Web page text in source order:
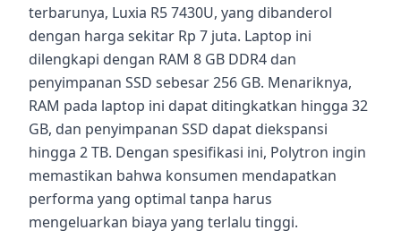
terbarunya, Luxia R5 7430U, yang dibanderol
dengan harga sekitar Rp 7 juta. Laptop ini
dilengkapi dengan RAM 8 GB DDR4 dan
penyimpanan SSD sebesar 256 GB. Menariknya,
RAM pada laptop ini dapat ditingkatkan hingga 32
GB, dan penyimpanan SSD dapat diekspansi
hingga 2 TB. Dengan spesifikasi ini, Polytron ingin
memastikan bahwa konsumen mendapatkan
performa yang optimal tanpa harus
mengeluarkan biaya yang terlalu tinggi.